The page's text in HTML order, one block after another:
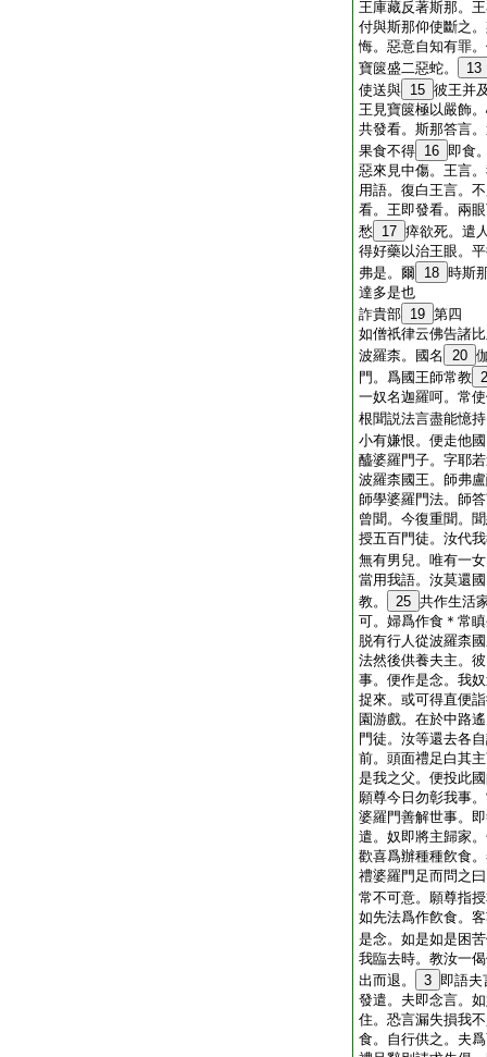
王庫藏反著斯那。
付與斯那仰使斷之
悔。惡意自知有罪
寶篋盛二惡蛇。
13
使送與 15 彼王并
王見寶篋極以嚴飾
共發看。斯那答言
果食不得 16 即食
惡來見中傷。王言
用語。復白王言。
看。王即發看。兩
愁 17 瘁欲死。遣
得好藥以治王眼。
弗是。爾
18 時斯
達多是也
詐貴部 19 第四
如僧祇律云佛告諸
波羅柰。國名
20
門。爲國王師常教
一奴名迦羅呵。常
根聞説法言盡能憶
小有嫌恨。便走他
醯婆羅門子。字耶
波羅柰國王。師弗
師學婆羅門法。師
曾聞。今復重聞。
授五百門徒。汝代
無有男兒。唯有一
當用我語。汝莫還
教。
25 共作生活
可。婦爲作食＊常
脱有行人從波羅柰
法然後供養夫主。
事。便作是念。我
捉來。或可得直便
園游戲。在於中路
門徒。汝等還去各
前。頭面禮足白其
是我之父。便投此
願尊今日勿彰我事
婆羅門善解世事。
遣。奴即將主歸家
歡喜爲辦種種飮食
禮婆羅門足而問之
常不可意。願尊指
如先法爲作飮食。
是念。如是如是困
我臨去時。教汝一
出而退。
3 即語夫
發遣。夫即念言。
住。恐言漏失損我
食。自行供之。夫